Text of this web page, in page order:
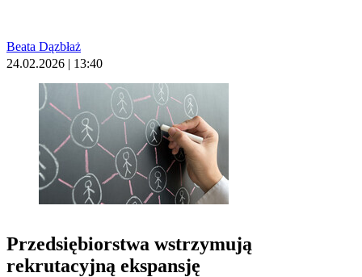
Beata Dązbłaż
24.02.2026 | 13:40
Przedsiębiorstwa wstrzymują
rekrutacyjną ekspansję